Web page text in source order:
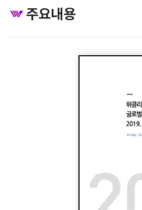
주요내용